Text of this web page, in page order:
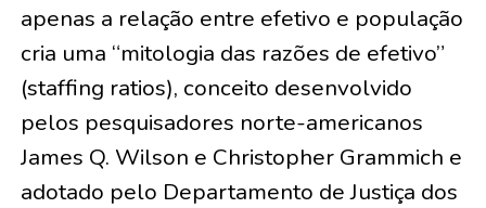
apenas a relação entre efetivo e população
cria uma “mitologia das razões de efetivo”
(staffing ratios), conceito desenvolvido
pelos pesquisadores norte-americanos
James Q. Wilson e Christopher Grammich e
adotado pelo Departamento de Justiça dos